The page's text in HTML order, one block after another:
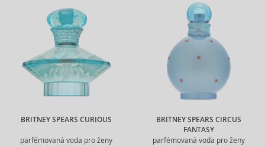
BRITNEY SPEARS CURIOUS
parfémovaná voda pro ženy
BRITNEY SPEARS CIRCUS
FANTASY
parfémovaná voda pro ženy